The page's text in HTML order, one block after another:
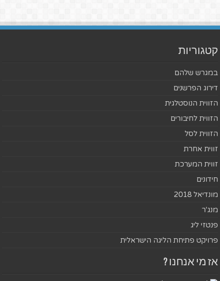
קטגוריות
במגרש שלהם
דירוג הפרשנים
הזווית הנוסטלגית
הזווית לחיבורים
הזווית לסל
זווית אחרת
זווית המערכת
חידונים
מונדיאל 2018
מנג'ר
פנטזי ליג
פרויקט פתיחת הליגה הישראלית
אז מי אנחנו ?